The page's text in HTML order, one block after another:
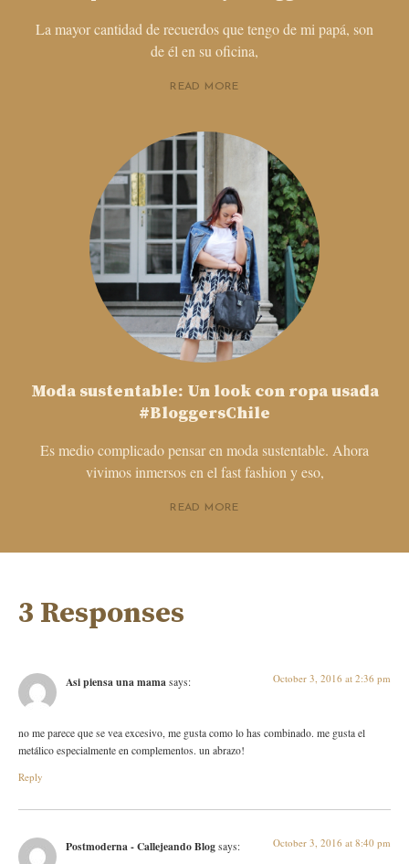
La mayor cantidad de recuerdos que tengo de mi papá, son
de él en su oficina,
READ MORE
Moda sustentable: Un look con ropa usada
#BloggersChile
Es medio complicado pensar en moda sustentable. Ahora
vivimos inmersos en el fast fashion y eso,
READ MORE
3 Responses
Asi piensa una mama says: October 3, 2016 at 2:36 pm
no me parece que se vea excesivo, me gusta como lo has combinado. me gusta el
metálico especialmente en complementos. un abrazo!
Reply
Postmoderna - Callejeando Blog says: October 3, 2016 at 8:40 pm